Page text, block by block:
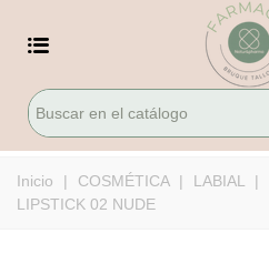
Inicio | COSMÉTICA | LABIAL |
LIPSTICK 02 NUDE